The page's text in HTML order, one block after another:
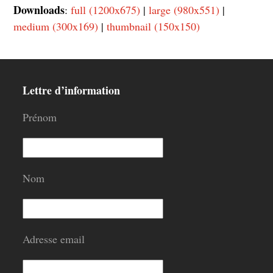
Downloads:full (1200x675) |large (980x551) |
medium (300x169) |thumbnail (150x150)
Lettre d’information
Prénom
Nom
Adresse email